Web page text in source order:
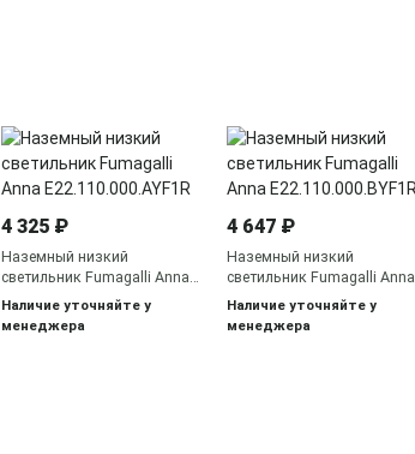
4 325 ₽
Наземный низкий
светильник Fumagalli Anna
E22.110.000.AYF1R
Наличие уточняйте у
менеджера
4 647 ₽
Наземный низкий
светильник Fumagalli Anna
E22.110.000.BYF1R
Наличие уточняйте у
менеджера